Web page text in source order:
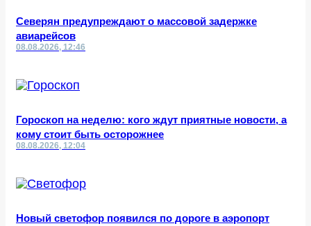
Северян предупреждают о массовой задержке
авиарейсов
08.08.2026, 12:46
Гороскоп на неделю: кого ждут приятные новости, а
кому стоит быть осторожнее
08.08.2026, 12:04
Новый светофор появился по дороге в аэропорт